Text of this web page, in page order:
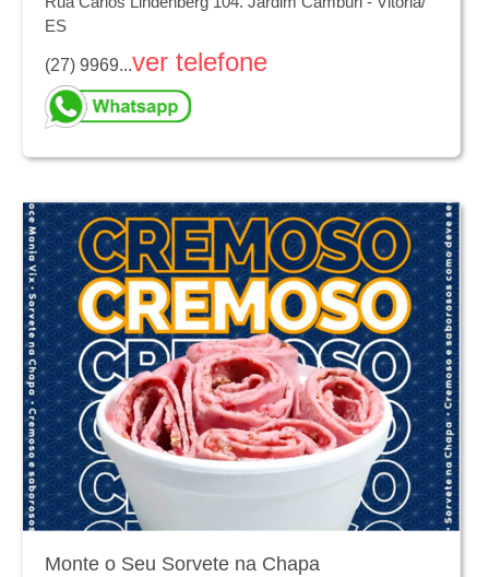
ES
(27) 9969...ver telefone
Monte o Seu Sorvete na Chapa